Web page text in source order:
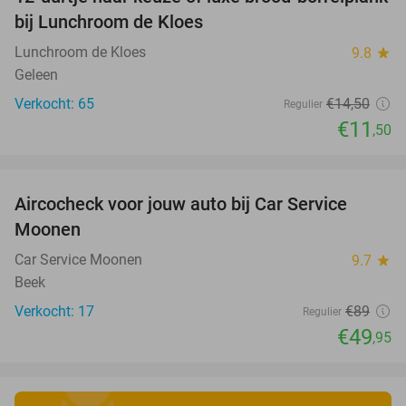
bij Lunchroom de Kloes
Lunchroom de Kloes 9.8 star
Geleen
Verkocht: 65
Regulier €14,50
€11 ,50
Aircocheck voor jouw auto bij Car Service
Moonen
Car Service Moonen 9.7 star
Beek
Verkocht: 17
Regulier €89
€49,95